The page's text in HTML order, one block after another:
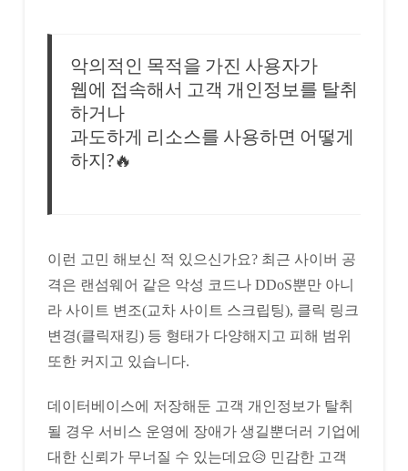
악의적인 목적을 가진 사용자가
웹에 접속해서 고객 개인정보를 탈취
하거나
과도하게 리소스를 사용하면 어떻게
하지?🔥
이런 고민 해보신 적 있으신가요? 최근 사이버 공
격은 랜섬웨어 같은 악성 코드나 DDoS뿐만 아니
라 사이트 변조(교차 사이트 스크립팅), 클릭 링크
변경(클릭재킹) 등 형태가 다양해지고 피해 범위
또한 커지고 있습니다.
데이터베이스에 저장해둔 고객 개인정보가 탈취
될 경우 서비스 운영에 장애가 생길뿐더러 기업에
대한 신뢰가 무너질 수 있는데요😥 민감한 고객